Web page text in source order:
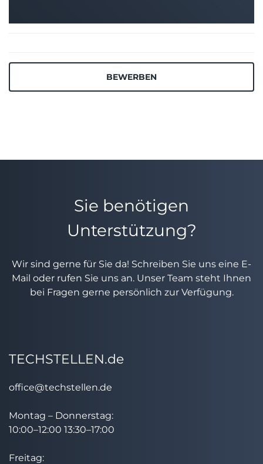
BEWERBEN
Sie benötigen
Unterstützung?
Wir sind gerne für Sie da! Schreiben Sie uns eine E-
Mail oder rufen Sie uns an. Unser Team steht Ihnen
bei Fragen gerne persönlich zur Verfügung.
TECHSTELLEN.de
office@techstellen.de
Montag – Donnerstag:
10:00–12:00 13:30–17:00
Freitag: